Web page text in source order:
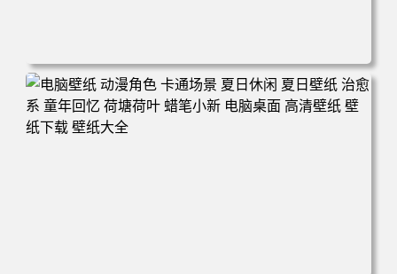
电脑壁纸 二次元角色 动漫角色 女帝 波雅·汉库克 波雅汉库
克 海贼王 电脑桌面 高清壁纸 壁纸下载 壁纸大全